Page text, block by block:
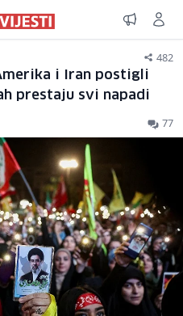
482
i Iran postigli
prestaju svi napadi
77